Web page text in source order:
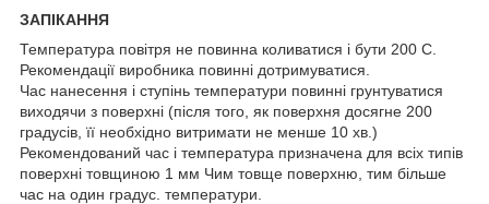
ЗАПІКАННЯ
Температура повітря не повинна коливатися і бути 200 С.
Рекомендації виробника повинні дотримуватися.
Час нанесення і ступінь температури повинні грунтуватися
виходячи з поверхні (після того, як поверхня досягне 200
градусів, її необхідно витримати не менше 10 хв.)
Рекомендований час і температура призначена для всіх типів
поверхні товщиною 1 мм Чим товще поверхню, тим більше
час на один градус. температури.